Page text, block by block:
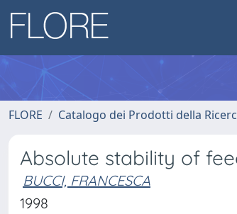
FLORE Catalogo dei Prodotti della
Absolute stability of
BUCCI, FRANCESCA
1998